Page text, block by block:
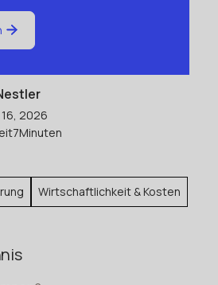
2026
7Minuten
Wirtschaftlichkeit & Kosten